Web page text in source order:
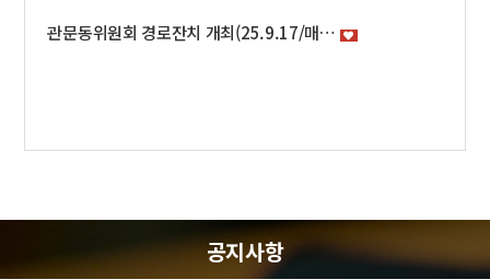
관문동위원회 경로잔치 개최(25.9.17/매…
공지사항
과 전쟁 당시 음식인 보리주먹밥 만들기 및 병영 체험을 통해 대한민국의 더욱
멋진 어…
새해 인사